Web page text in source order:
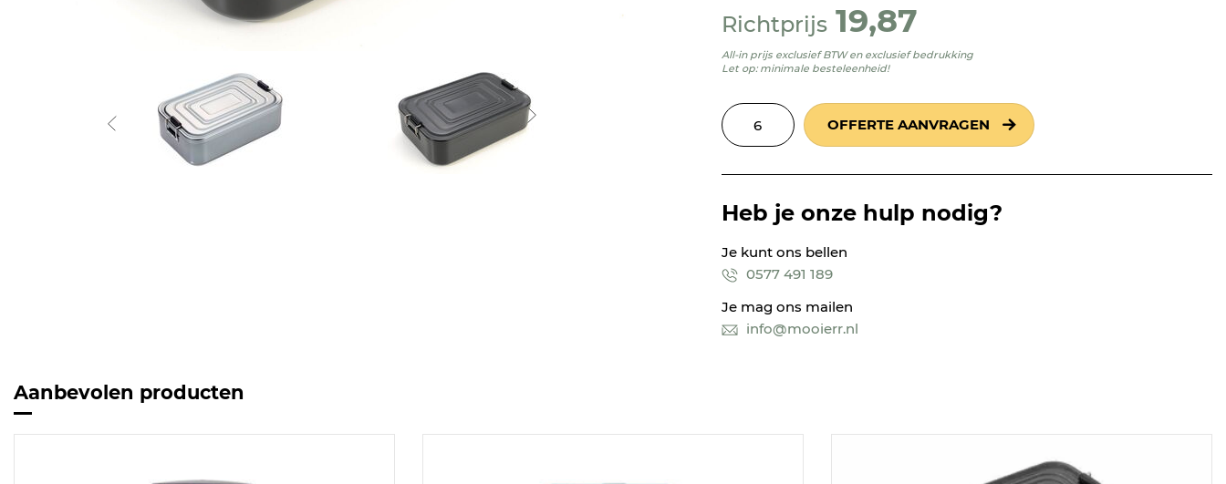
Richtprijs 19,87
All-in prijs exclusief BTW en exclusief bedrukking
Let op: minimale besteleenheid!
OFFERTE AANVRAGEN
Heb je onze hulp nodig?
Je kunt ons bellen
0577 491 189
Je mag ons mailen
info@mooierr.nl
Aanbevolen producten